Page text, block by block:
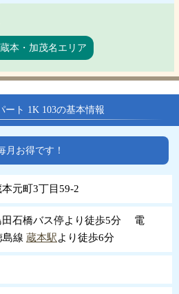
蔵本・加茂名エリア
ート 1K 103の基本情報
月お得です！
元町3丁目59-2
田石橋バス停より徒歩5分 電
島線 蔵本駅より徒歩6分